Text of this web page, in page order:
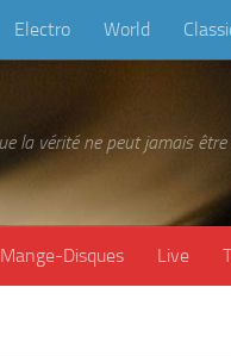
Electro World
la vérité ne peut jamais
Mange-Disques Live